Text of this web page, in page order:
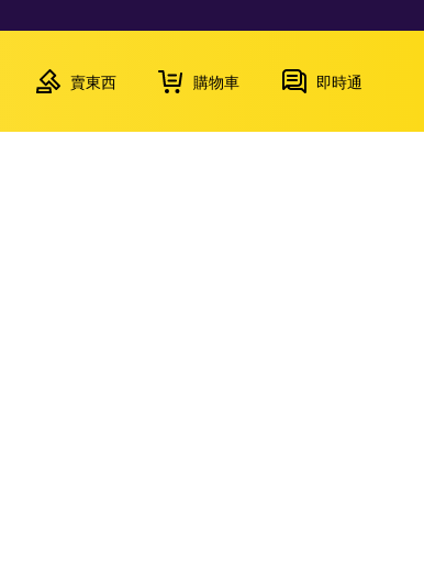
賣東西 購物車 即時通